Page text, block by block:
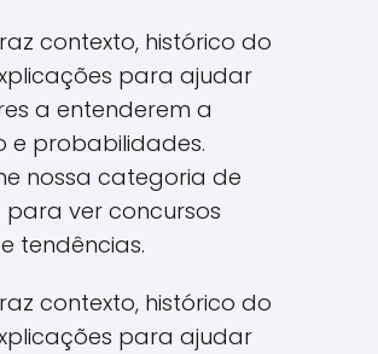
contexto, histórico do
para ajudar
a entenderem a
e probabilidades.
nossa categoria de
para ver concursos
tendências.
contexto, histórico do
para ajudar